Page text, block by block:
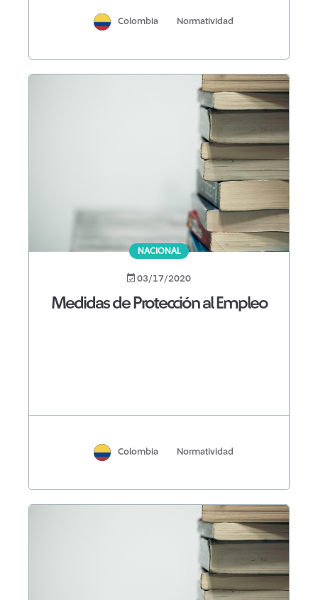
Colombia Normatividad
NACIONAL
03/17/2020
Medidas de Protección al Empleo
Colombia Normatividad